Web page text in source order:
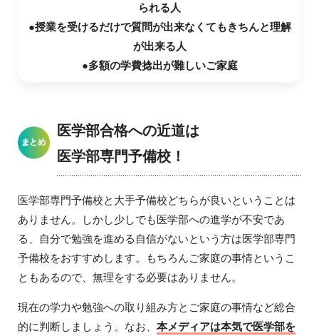
られる人
●授業を受けるだけで質問が出来なくてもきちんと理解
が出来る人
●多額の学費捻出が難しいご家庭
医学部合格への近道は
医学部専門予備校！
医学部専門予備校と大手予備校どちらが良いということは
ありません。しかし少しでも医学部への進学が不安であ
る、自分で勉強を進める自信がないという方は医学部専門
予備校をおすすめします。もちろんご家庭の事情というこ
ともあるので、無理をする必要はありません。
現在の学力や勉強への取り組み方とご家庭の事情など総合
的に判断しましょう。なお、 本メディアは本気で医学部を